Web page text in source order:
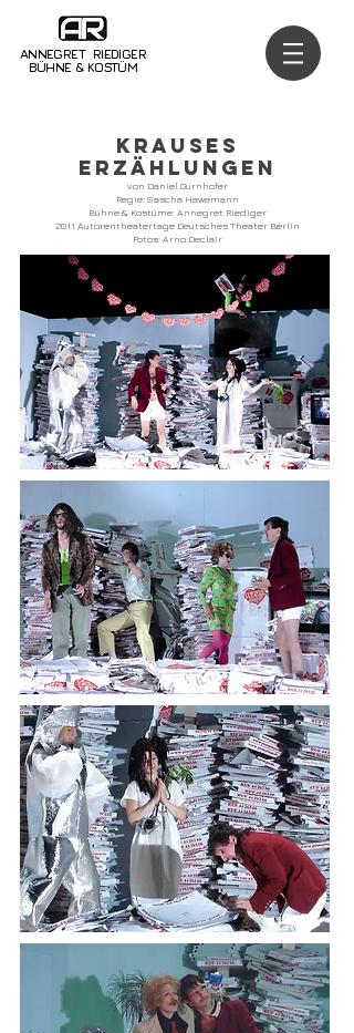
ANNEGRET RIEDIGER
BÜHNE & KOSTÜM
KRAUSES
ERZÄHLUNGEN
von Daniel Gurnhofer
Regie: Sascha Hawemann
Bühne & Kostüme: Annegret Riediger
2011 Autorentheatertage Deutsches Theater Berlin
Fotos: Arno Declair